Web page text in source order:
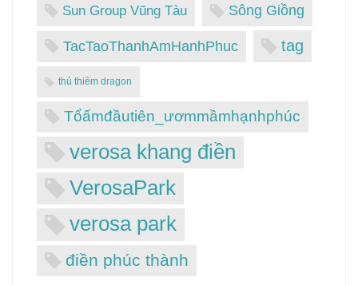
Sun Group Vũng Tàu Sông Giồng
TacTaoThanhAmHanhPhuc tag
thủ thiêm dragon
Tổấmđầutiên_ươmmầmhạnhphúc
verosa khang điền
VerosaPark
verosa park
điền phúc thành